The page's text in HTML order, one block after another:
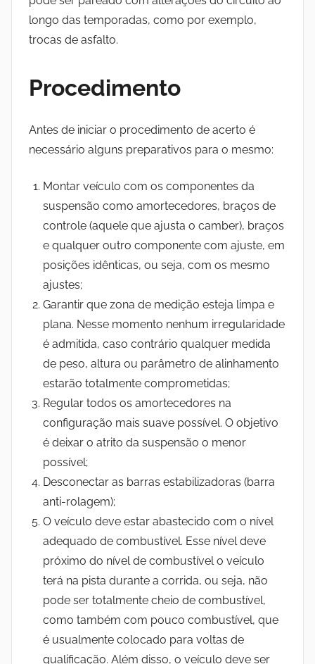
longo das temporadas, como por exemplo,
trocas de asfalto.
Procedimento
Antes de iniciar o procedimento de acerto é
necessário alguns preparativos para o mesmo:
Montar veículo com os componentes da
suspensão como amortecedores, braços de
controle (aquele que ajusta o camber), braços
e qualquer outro componente com ajuste, em
posições idênticas, ou seja, com os mesmo
ajustes;
Garantir que zona de medição esteja limpa e
plana. Nesse momento nenhum irregularidade
é admitida, caso contrário qualquer medida
de peso, altura ou parâmetro de alinhamento
estarão totalmente comprometidas;
Regular todos os amortecedores na
configuração mais suave possível. O objetivo
é deixar o atrito da suspensão o menor
possível;
Desconectar as barras estabilizadoras (barra
anti-rolagem);
O veículo deve estar abastecido com o nível
adequado de combustível. Esse nível deve
próximo do nível de combustível o veículo
terá na pista durante a corrida, ou seja, não
pode ser totalmente cheio de combustível,
como também com pouco combustível, que
é usualmente colocado para voltas de
qualificação. Além disso, o veículo deve ser